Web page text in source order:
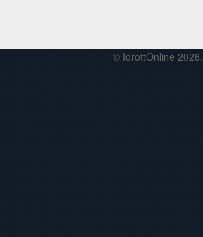
© IdrottOnline 2026.